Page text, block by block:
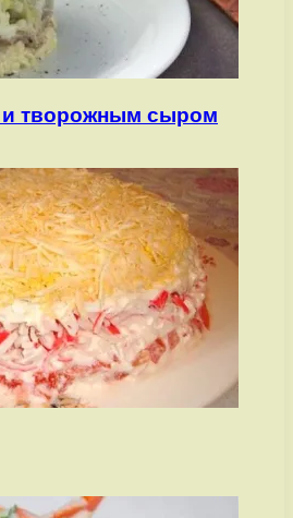
и творожным сыром